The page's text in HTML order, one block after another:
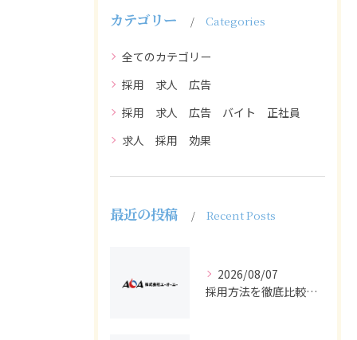
カテゴリー Categories
全てのカテゴリー
採用 求人 広告
採用 求人 広告 バイト 正社員
求人 採用 効果
最近の投稿 Recent Posts
2026/08/07
採用方法を徹底比較求人広告でバイトと正社員の最適解を探る